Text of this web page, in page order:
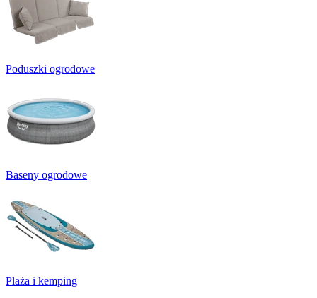
Poduszki ogrodowe
Baseny ogrodowe
Plaża i kemping